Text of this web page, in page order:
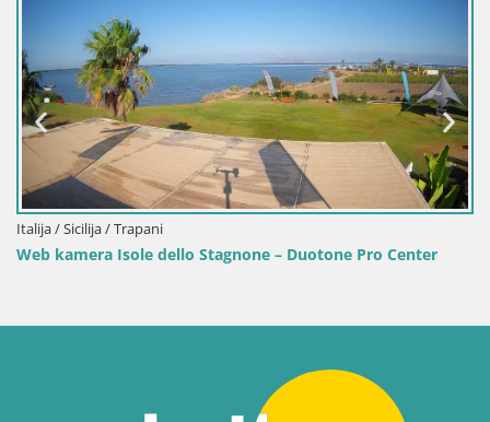
Italija / Sicilija / Trapani
Web kamera Isole dello Stagnone – Duotone Pro Center